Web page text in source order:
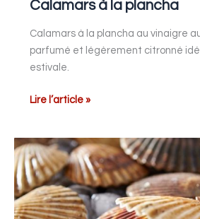
Calamars à la plancha
Calamars à la plancha au vinaigre
parfumé et légèrement citronné
estivale.
Lire l’article »
Noix
de
Saint-
Jacques
et